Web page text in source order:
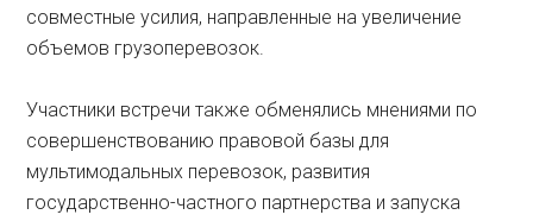
совместные усилия, направленные на увеличение
объемов грузоперевозок.
Участники встречи также обменялись мнениями по
совершенствованию правовой базы для
мультимодальных перевозок, развития
государственно-частного партнерства и запуска